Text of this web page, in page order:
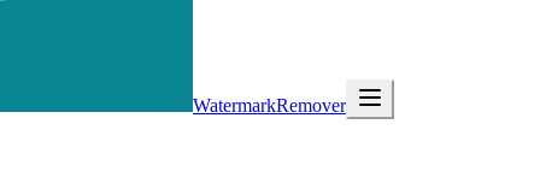
WatermarkRemover